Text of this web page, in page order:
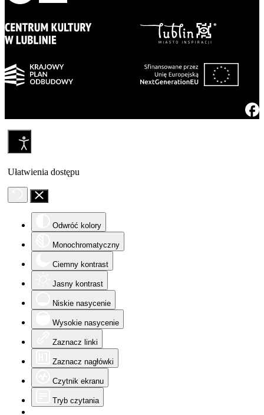
Ułatwienia dostępu
Odwróć kolory
Monochromatyczny
Ciemny kontrast
Jasny kontrast
Niskie nasycenie
Wysokie nasycenie
Zaznacz linki
Zaznacz nagłówki
Czytnik ekranu
Tryb czytania